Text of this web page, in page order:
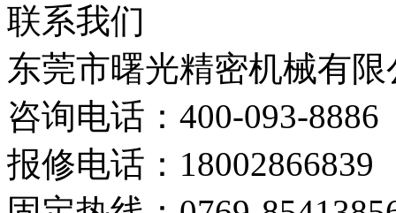
联系我们
东莞市曙光精密机械有限
咨询电话：400-093-8886
报修电话：18002866839